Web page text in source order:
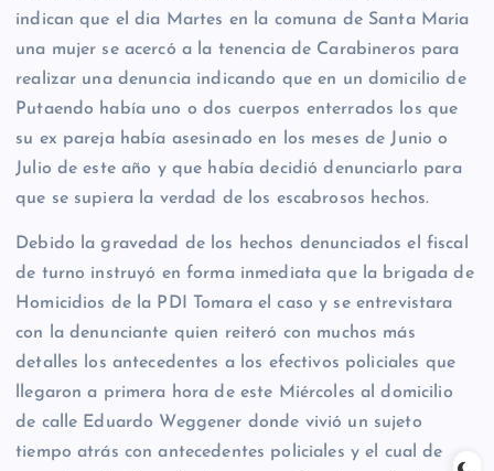
indican que el dia Martes en la comuna de Santa Maria
una mujer se acercó a la tenencia de Carabineros para
realizar una denuncia indicando que en un domicilio de
Putaendo había uno o dos cuerpos enterrados los que
su ex pareja había asesinado en los meses de Junio o
Julio de este año y que había decidió denunciarlo para
que se supiera la verdad de los escabrosos hechos.
Debido la gravedad de los hechos denunciados el fiscal
de turno instruyó en forma inmediata que la brigada de
Homicidios de la PDI Tomara el caso y se entrevistara
con la denunciante quien reiteró con muchos más
detalles los antecedentes a los efectivos policiales que
llegaron a primera hora de este Miércoles al domicilio
de calle Eduardo Weggener donde vivió un sujeto
tiempo atrás con antecedentes policiales y el cual de